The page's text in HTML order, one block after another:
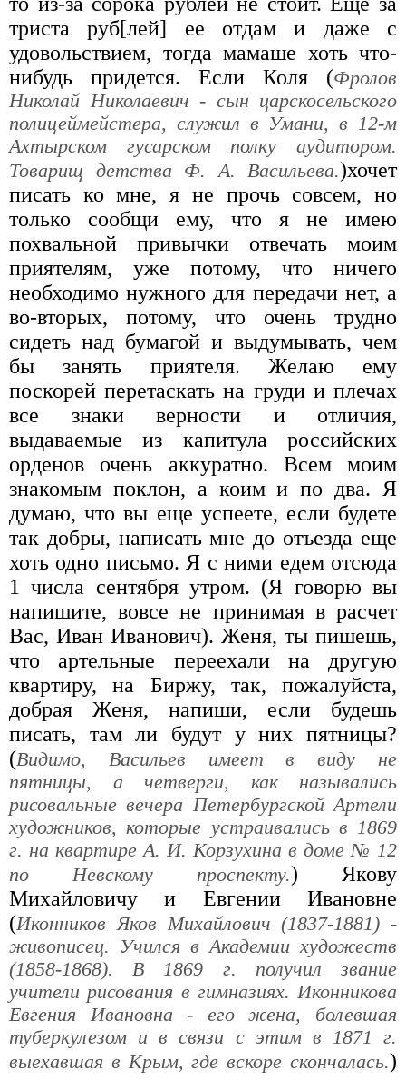
триста руб[лей] ее отдам и даже с
удовольствием, тогда мамаше хоть что-
нибудь придется. Если Коля (Фролов
Николай Николаевич - сын царскосельского
полицеймейстера, служил в Умани, в 12-м
Ахтырском гусарском полку аудитором.
Товарищ детства Ф. А. Васильева.)хочет
писать ко мне, я не прочь совсем, но
только сообщи ему, что я не имею
похвальной привычки отвечать моим
приятелям, уже потому, что ничего
необходимо нужного для передачи нет, а
во-вторых, потому, что очень трудно
сидеть над бумагой и выдумывать, чем
бы занять приятеля. Желаю ему
поскорей перетаскать на груди и плечах
все знаки верности и отличия,
выдаваемые из капитула российских
орденов очень аккуратно. Всем моим
знакомым поклон, а коим и по два. Я
думаю, что вы еще успеете, если будете
так добры, написать мне до отъезда еще
хоть одно письмо. Я с ними едем отсюда
1 числа сентября утром. (Я говорю вы
напишите, вовсе не принимая в расчет
Вас, Иван Иванович). Женя, ты пишешь,
что артельные переехали на другую
квартиру, на Биржу, так, пожалуйста,
добрая Женя, напиши, если будешь
писать, там ли будут у них пятницы?
(Видимо, Васильев имеет в виду не
пятницы, а четверги, как назывались
рисовальные вечера Петербургской Артели
художников, которые устраивались в 1869
г. на квартире А. И. Корзухина в доме № 12
по Невскому проспекту.) Якову
Михайловичу и Евгении Ивановне
(Иконников Яков Михайлович (1837-1881) -
живописец. Учился в Академии художеств
(1858-1868). В 1869 г. получил звание
учители рисования в гимназиях. Иконникова
Евгения Ивановна - его жена, болевшая
туберкулезом и в связи с этим в 1871 г.
выехавшая в Крым, где вскоре скончалась.)